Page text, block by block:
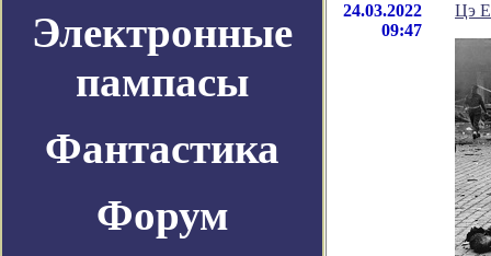
Электронные
пампасы
Фантастика
Форум
24.03.2022
09:47
Цэ